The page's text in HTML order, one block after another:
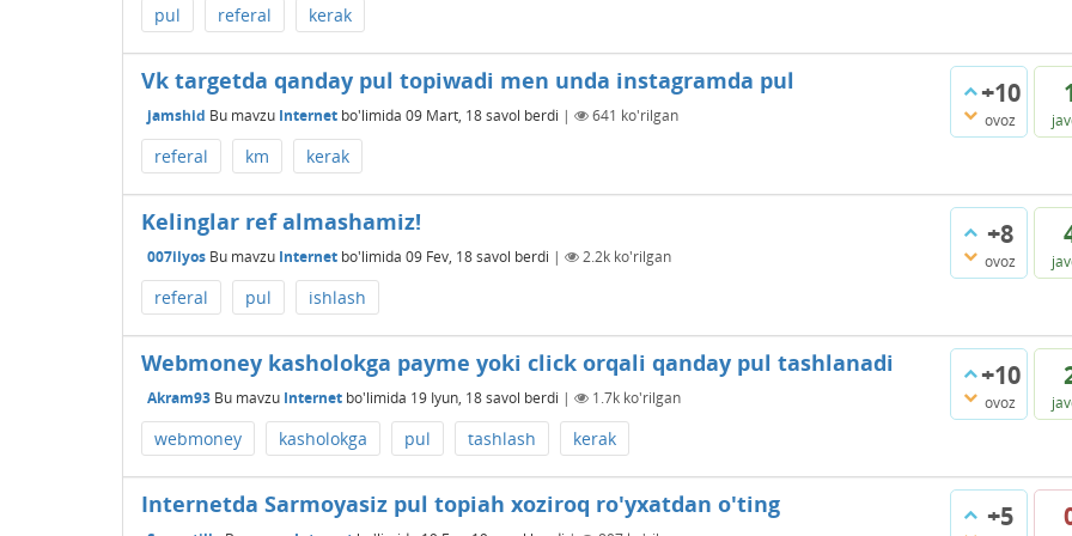
pul referal kerak
+10
ovoz
Vk targetda qanday pul topiwadi men unda instagramda pul
jamshid Bu mavzu Internet bo'limida 09 Mart, 18savol berdi | 641 ko'rilgan
referal km kerak
+8
ovoz
Kelinglar ref almashamiz!
007ilyos Bu mavzu Internet bo'limida 09 Fev, 18savol berdi | 2.2k ko'rilgan
referal pul ishlash
+10
ovoz
Webmoney kasholokga payme yoki click orqali qanday pul tashlanadi
Akram93 Bu mavzu Internet bo'limida 19 Iyun, 18savol berdi | 1.7k ko'rilgan
webmoney kasholokga pul tashlash kerak
+5
Internetda Sarmoyasiz pul topiah xoziroq ro'yxatdan o'ting